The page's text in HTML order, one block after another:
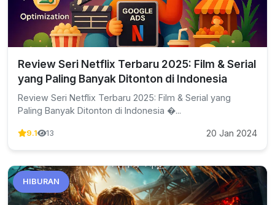
Review Seri Netflix Terbaru 2025: Film & Serial
yang Paling Banyak Ditonton di Indonesia
Review Seri Netflix Terbaru 2025: Film & Serial yang
Paling Banyak Ditonton di Indonesia �...
9.1 13 20 Jan 2024
HIBURAN